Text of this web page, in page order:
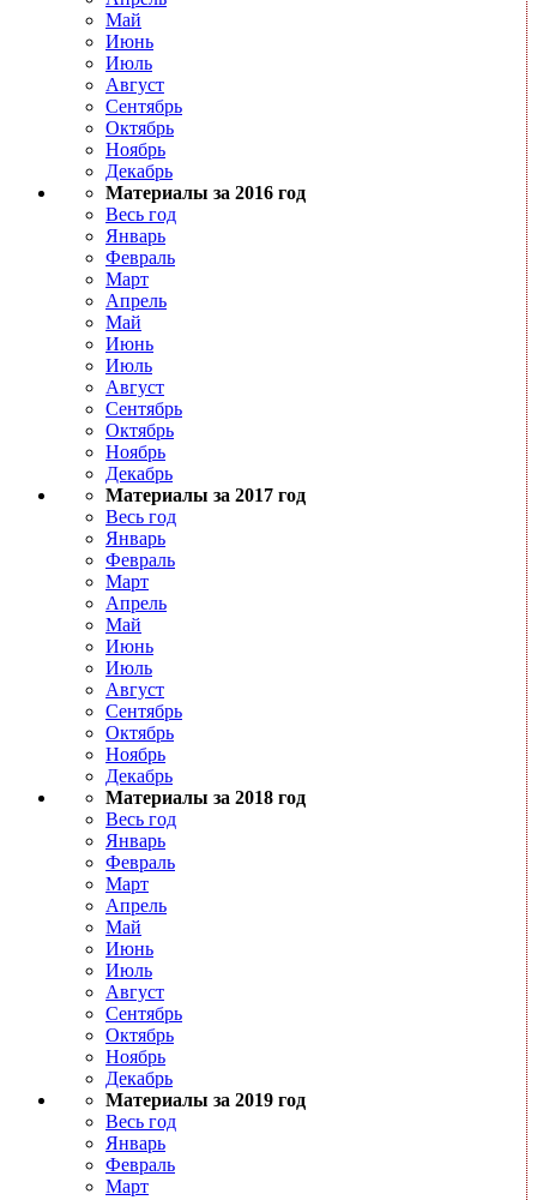
Май
Июнь
Июль
Август
Сентябрь
Октябрь
Ноябрь
Декабрь
Материалы за 2016 год
Весь год
Январь
Февраль
Март
Апрель
Май
Июнь
Июль
Август
Сентябрь
Октябрь
Ноябрь
Декабрь
Материалы за 2017 год
Весь год
Январь
Февраль
Март
Апрель
Май
Июнь
Июль
Август
Сентябрь
Октябрь
Ноябрь
Декабрь
Материалы за 2018 год
Весь год
Январь
Февраль
Март
Апрель
Май
Июнь
Июль
Август
Сентябрь
Октябрь
Ноябрь
Декабрь
Материалы за 2019 год
Весь год
Январь
Февраль
Март